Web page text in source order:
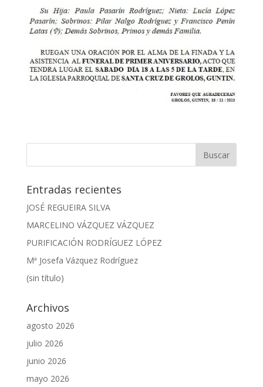
Entradas recientes
JOSÉ REGUEIRA SILVA
MARCELINO VÁZQUEZ VÁZQUEZ
PURIFICACIÓN RODRÍGUEZ LÓPEZ
Mª Josefa Vázquez Rodríguez
(sin título)
Archivos
agosto 2026
julio 2026
junio 2026
mayo 2026